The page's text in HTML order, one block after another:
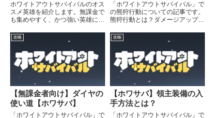
ホワイトアウトサバイバルのオス
スメ英雄を紹介します。無課金で
も集めやすく、かつ強い英雄につ
無課金ユーザーにオススメの英雄
5人はコレ！SSR ・ジャスミン
SR ・バシティ・セルゲイ・ジ
ェシー・ジーナジャスミンジャ...
「ホワイトアウトサバイバル」で
の熊狩行動についての記事です。
熊狩行動とは？ダメージアップの
していきます。
攻略
【無課金者向け】ダイヤの
使い道【ホワサバ】
「ホワイトアウトサバイバル」で
攻略
【ホワサバ】領主装備の入
手方法とは？
「ホワイトアウトサバイバル」で